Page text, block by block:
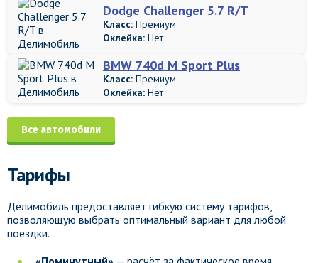
Dodge Challenger 5.7 R/T
Класс: Премиум
Оклейка: Нет
BMW 740d M Sport Plus
Класс: Премиум
Оклейка: Нет
Все автомобили
Тарифы
Делимобиль предоставляет гибкую систему тарифов,
позволяющую выбрать оптимальный вариант для любой
поездки.